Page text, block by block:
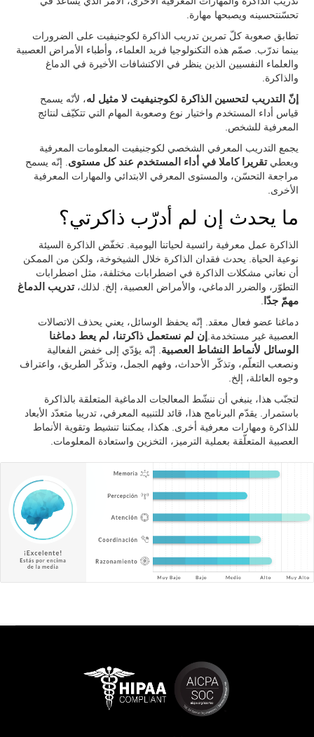
تحسّنتحسينه ويصبحها مهارة.
تطابق صعوبة كلّ تمرين تدريب الذاكرة لكوجنيفيت على الضرورات
بينما ندرّب. صمّم هذه التكنولوجيا فريد العلماء، وأطباء الأمراض العصبية
والعلماء النفسيين الذين ينظر في الاكتشافات الأخيرة في الدماغ
والذاكرة.
إنّ التدريب لتحسين الذاكرة لكوجنيفيت لا مثيل له، لأنّه يسمح
قياس أداء المستخدم واختيار نوع وصعوبة المهام التي تتكيّف لنتائج
المعرفية للشخص.
يجمع التدريب المعرفي الشخصي لكوجنيفيت المعلومات المعرفية
ويعطي تقريرا كاملا في أداء المستخدم عند كل مستوى . إنّه يسمح
مراجعة التحسّن، والمستوى المعرفي الابتدائي والمهارات المعرفية
الأخرى.
ما يحدث إن لم أدرّب ذاكرتي؟
الذاكرة عمل معرفية رائسية لحياتنا اليومية. تخفّض الذاكرة السيئة
نوعية الحياة. يحدث فقدان الذاكرة خلال الشيخوخة، ولكن من الممكن
أن نعاني مشكلات الذاكرة في اضطرابات مختلفة، مثل اضطرابات
التطوّر، والضرر الدماغي، والأمراض العصبية، إلخ. لذلك،تدريب الدماغ
مهمّ جدّا
دماغنا عضو فعال معقد. إنّه يحفظ الوسائل، يعني يحذف الاتصالات
العصبية غير مستخدمة. إن لم نستعمل ذاكرتنا، لم يعط دماغنا
الوسائل لأنماط النشاط العصبية . إنّه يؤدّي إلى خفض الفعالية
ونصعب التعلّم، وتذكّر الأحداث، وفهم الجمل، وتذكّر الطريق، واعتراف
وجوه العائلة، إلخ.
لتجنّب هذا، ينبغي أن ننشّط المعالجات الدماغية المتعلقة بالذاكرة
باستمرار. يقدّم البرنامج هذا، قائد للتنبيه المعرفي، تدريبا متعدّد الأبعاد
للذاكرة ومهارات معرفية أخرى. هكذا، يمكننا تنشيط وتقوية الأنماط
العصبية المتعلّقة بعملية الترميز، التخزين واستعادة المعلومات.